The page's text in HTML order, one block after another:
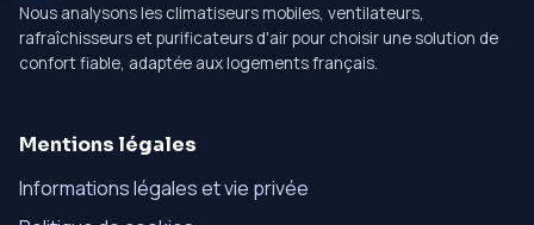
Nous analysons les climatiseurs mobiles, ventilateurs,
rafraîchisseurs et purificateurs d'air pour choisir une solution de
confort fiable, adaptée aux logements français.
Mentions légales
Informations légales et vie privée